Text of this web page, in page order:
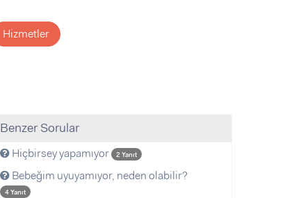
Hizmetler
Benzer Sorular
Hiçbirsey yapamıyor 2 Yanıt
Bebeğim uyuyamıyor, neden olabilir?
4 Yanıt